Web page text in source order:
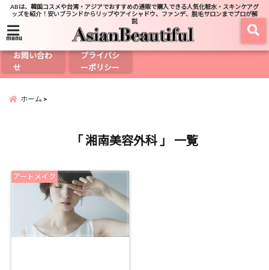
ABは、韓国コスメや台湾・アジアでおすすめの通販で購入できる人気化粧水・スキンケアグ
ッズを紹介！安いブランドからリップやアイシャドウ、ファンデ、脱毛サロンまでプロが解
説
menu
お問い合わ
せ
プライバシ
ーポリシー
ホーム
「 湘南美容外科 」 一覧
アートメイク